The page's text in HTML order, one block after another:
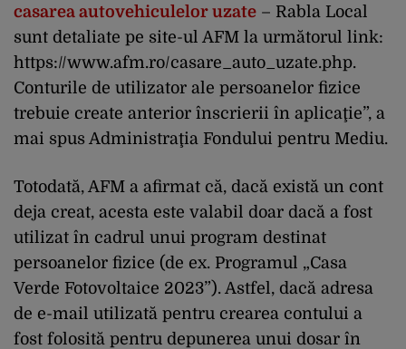
casarea autovehiculelor uzate – Rabla Local
sunt detaliate pe site-ul AFM la următorul link:
https://www.afm.ro/casare_auto_uzate.php.
Conturile de utilizator ale persoanelor fizice
trebuie create anterior înscrierii în aplicaţie”, a
mai spus Administraţia Fondului pentru Mediu.
Totodată, AFM a afirmat că, dacă există un cont
deja creat, acesta este valabil doar dacă a fost
utilizat în cadrul unui program destinat
persoanelor fizice (de ex. Programul „Casa
Verde Fotovoltaice 2023”). Astfel, dacă adresa
de e-mail utilizată pentru crearea contului a
fost folosită pentru depunerea unui dosar în